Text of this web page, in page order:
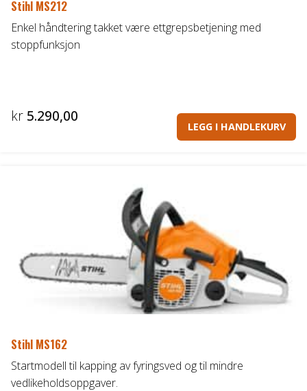
Stihl MS212
Enkel håndtering takket være ettgrepsbetjening med
stoppfunksjon
kr 5.290,00
LEGG I HANDLEKURV
Stihl MS162
Startmodell til kapping av fyringsved og til mindre
vedlikeholdsoppgaver.